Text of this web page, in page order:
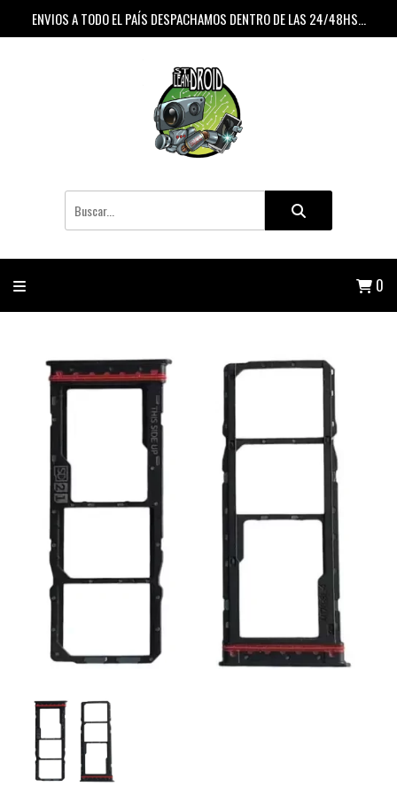
ENVIOS A TODO EL PAÍS DESPACHAMOS DENTRO DE LAS 24/48HS...
0